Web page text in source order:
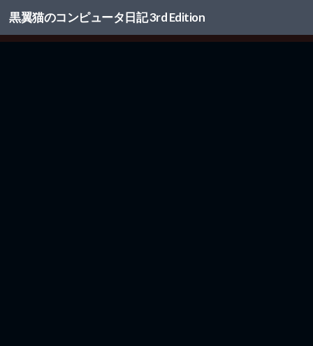
コンテンツへスキップ
黒翼猫のコンピュータ日記 3rd Edition